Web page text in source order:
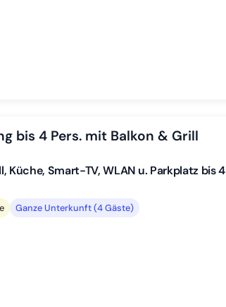
bis 4 Pers. mit Balkon & Grill
Küche, Smart-TV, WLAN u. Parkplatz bis 4
Ganze Unterkunft (4 Gäste)